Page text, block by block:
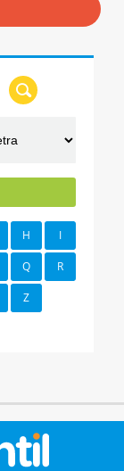
H I
Q R
Z